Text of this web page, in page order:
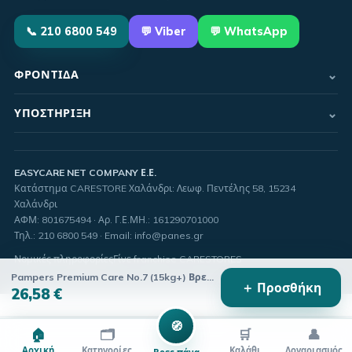
📞 210 6800 549 💬 Viber 💬 WhatsApp
ΦΡΟΝΤΊΔΑ ⌄
ΥΠΟΣΤΉΡΙΞΗ ⌄
EASYCARE NET COMPANY Ε.Ε.
Κατάστημα CARESTORE Χαλάνδρι: Λεωφ. Πεντέλης 58, 15234
Χαλάνδρι
ΑΦΜ: 801675494· Αρ. Γ.Ε.ΜΗ.: 161290701000
Τηλ. : 210 6800 549 · Email: info@panes.gr
Νομικές πληροφορίεςΓίνε franchise CARESTORES
Pampers Premium Care No.7 (15kg+) Βρεφικές Πάνες, 32τεμ
26,58 € ＋ Προσθήκη
🏠 🗂️ 🧭 🛒 👤